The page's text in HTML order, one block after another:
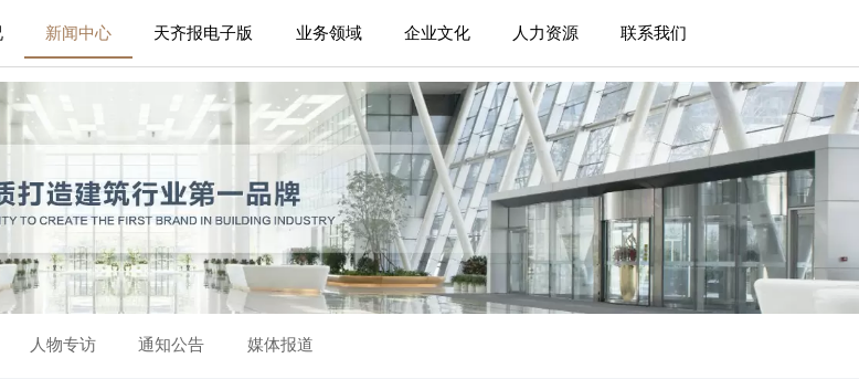
新闻中心 天齐报电子版 业务领域 企业文化 人力资源 联系我们
人物专访 通知公告 媒体报道